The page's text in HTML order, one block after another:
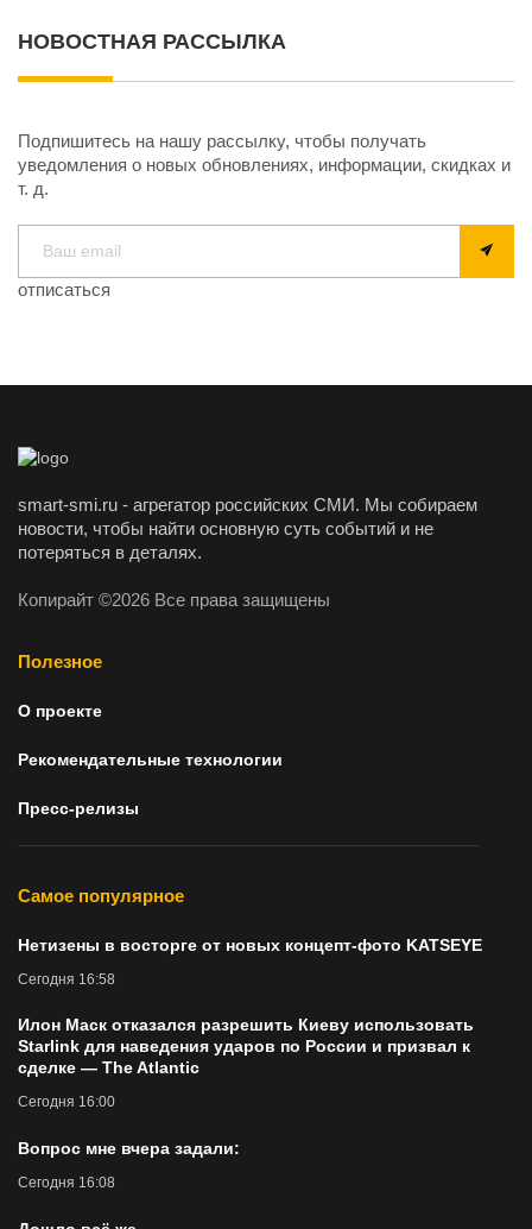
НОВОСТНАЯ РАССЫЛКА
Подпишитесь на нашу рассылку, чтобы получать
уведомления о новых обновлениях, информации, скидках и
т. д.
отписаться
smart-smi.ru - агрегатор российских СМИ. Мы собираем
новости, чтобы найти основную суть событий и не
потеряться в деталях.
Копирайт ©2026 Все права защищены
Полезное
О проекте
Рекомендательные технологии
Пресс-релизы
Самое популярное
Нетизены в восторге от новых концепт-фото KATSEYE
Сегодня 16:58
Илон Маск отказался разрешить Киеву использовать
Starlink для наведения ударов по России и призвал к
сделке — The Atlantic
Сегодня 16:00
Вопрос мне вчера задали:
Сегодня 16:08